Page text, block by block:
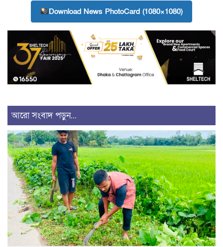
Download News PhotoCard (1080×1080)
আরো সংবাদ পড়ুন...